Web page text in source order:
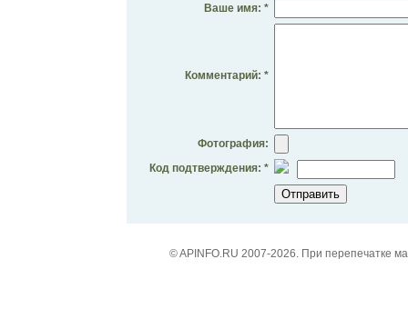
Ваше имя: *
Комментарий: *
Фотография:
Код подтверждения: *
© APINFO.RU 2007-2026. При перепечатке